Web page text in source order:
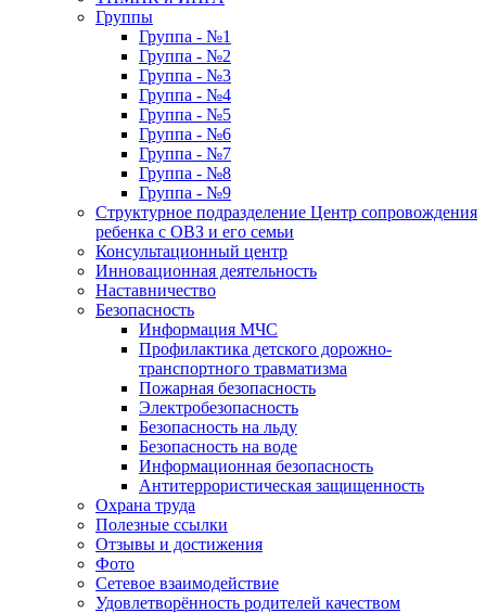
Группы
Группа - №1
Группа - №2
Группа - №3
Группа - №4
Группа - №5
Группа - №6
Группа - №7
Группа - №8
Группа - №9
Структурное подразделение Центр сопровождения
ребенка с ОВЗ и его семьи
Консультационный центр
Инновационная деятельность
Наставничество
Безопасность
Информация МЧС
Профилактика детского дорожно-
транспортного травматизма
Пожарная безопасность
Электробезопасность
Безопасность на льду
Безопасность на воде
Информационная безопасность
Антитеррористическая защищенность
Охрана труда
Полезные ссылки
Отзывы и достижения
Фото
Сетевое взаимодействие
Удовлетворённость родителей качеством